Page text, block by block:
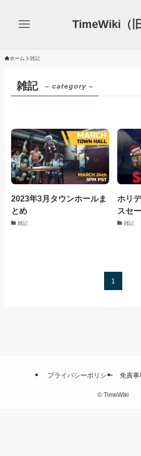
TimeWiki（旧
ホーム 雑記
雑記 – category –
2023年3月タウンホールま
とめ
雑記
ホリ
スセ
雑記
1
プライバシーポリシー 免責事
© TimeWiki